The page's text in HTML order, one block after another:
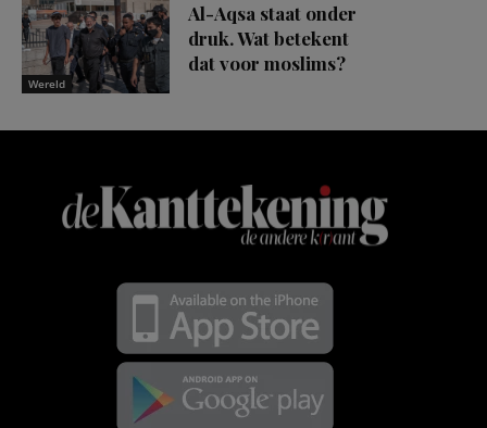
Wereld
Al-Aqsa staat onder
druk. Wat betekent
dat voor moslims?